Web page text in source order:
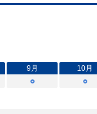
9月 10月
○ ○